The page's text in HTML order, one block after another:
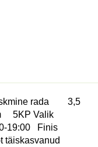
rada 3,5
5KP Valik
19:00
Finis
täiskasvanud